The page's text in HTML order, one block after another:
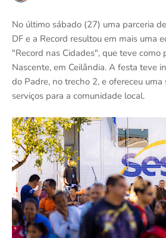
No último sábado (27) uma parceria
DF e a Record resultou em mais uma
"Record nas Cidades", que teve como
Nascente, em Ceilândia. A festa teve
do Padre, no trecho 2, e ofereceu
serviços para a comunidade local.